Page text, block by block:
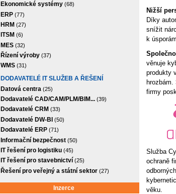
Ekonomické systémy(68)
ERP(77)
HRM (27)
ITSM (6)
MES(32)
Řízení výroby(37)
WMS(31)
DODAVATELÉ IT SLUŽEB A ŘEŠENÍ
Datová centra (25)
Dodavatelé CAD/CAM/PLM/BIM...(39)
Dodavatelé CRM (33)
Dodavatelé DW-BI (50)
Dodavatelé ERP(71)
Informační bezpečnost(50)
IT řešení pro logistiku(45)
IT řešení pro stavebnictví(25)
Řešení pro veřejný a státní sektor(27)
Inzerce
Nižší
Díky
snížit
k
věnuje
produkty
firmy
Služba
ochraně
věku.